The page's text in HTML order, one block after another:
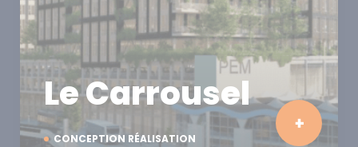
CONCEPTION RÉALISATION
Le Carrousel